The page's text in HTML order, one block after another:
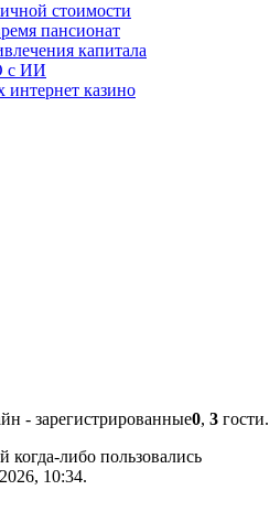
стоимости
пансионат
капитала
с ИИ
казино
- зарегистрированные0, 3 гости.
когда-либо пользовались
10:34.